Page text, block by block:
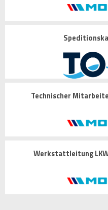
Technischer
Werkstattleitung